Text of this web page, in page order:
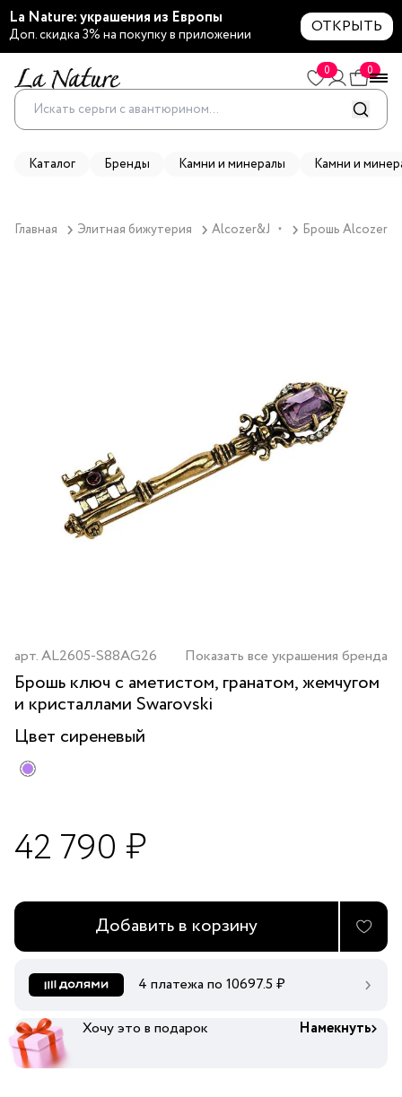
La Nature: украшения из Европы
Доп. скидка 3% на покупку в приложении ОТКРЫТЬ
0 0
Каталог Бренды Камни и минералы Камни и
Главная Элитная бижутерия Alcozer&J ▼ Брошь
арт.AL2605-S88AG26 Показать все украшения бренда
Брошь ключ с аметистом, гранатом, жемчугом
и кристаллами Swarovski
Цвет сиреневый
42 790 ₽
Добавить в корзину
4 платежа по 10697.5 ₽
Хочу это в подарок Намекнуть